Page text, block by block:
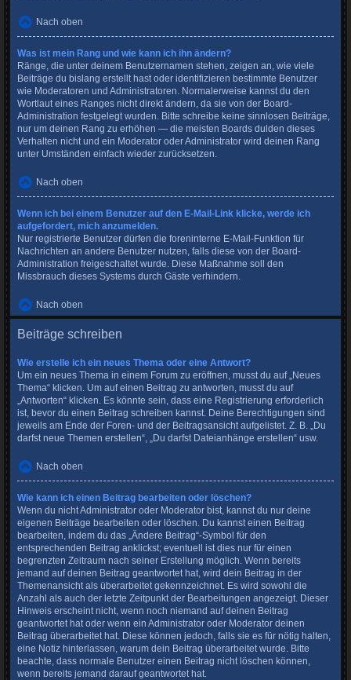
Nach oben
Was ist mein Rang und wie kann ich ihn ändern?
Ränge, die unter deinem Benutzernamen stehen, zeigen an, wie viele
Beiträge du bislang erstellt hast oder identifizieren bestimmte Benutzer
wie Moderatoren und Administratoren. Normalerweise kannst du den
Wortlaut eines Ranges nicht direkt ändern, da sie von der Board-
Administration festgelegt wurden. Bitte schreibe keine sinnlosen Beiträge,
nur um deinen Rang zu erhöhen — die meisten Boards dulden dieses
Verhalten nicht und ein Moderator oder Administrator wird deinen Rang
unter Umständen einfach wieder zurücksetzen.
Nach oben
Wenn ich bei einem Benutzer auf den E-Mail-Link klicke, werde ich
aufgefordert, mich anzumelden.
Nur registrierte Benutzer dürfen die foreninterne E-Mail-Funktion für
Nachrichten an andere Benutzer nutzen, falls diese von der Board-
Administration freigeschaltet wurde. Diese Maßnahme soll den
Missbrauch dieses Systems durch Gäste verhindern.
Nach oben
Beiträge schreiben
Wie erstelle ich ein neues Thema oder eine Antwort?
Um ein neues Thema in einem Forum zu eröffnen, musst du auf „Neues
Thema“ klicken. Um auf einen Beitrag zu antworten, musst du auf
„Antworten“ klicken. Es könnte sein, dass eine Registrierung erforderlich
ist, bevor du einen Beitrag schreiben kannst. Deine Berechtigungen sind
jeweils am Ende der Foren- und der Beitragsansicht aufgelistet. Z. B. „Du
darfst neue Themen erstellen“, „Du darfst Dateianhänge erstellen“ usw.
Nach oben
Wie kann ich einen Beitrag bearbeiten oder löschen?
Wenn du nicht Administrator oder Moderator bist, kannst du nur deine
eigenen Beiträge bearbeiten oder löschen. Du kannst einen Beitrag
bearbeiten, indem du das „Ändere Beitrag“-Symbol für den
entsprechenden Beitrag anklickst; eventuell ist dies nur für einen
begrenzten Zeitraum nach seiner Erstellung möglich. Wenn bereits
jemand auf deinen Beitrag geantwortet hat, wird dein Beitrag in der
Themenansicht als überarbeitet gekennzeichnet. Es wird sowohl die
Anzahl als auch der letzte Zeitpunkt der Bearbeitungen angezeigt. Dieser
Hinweis erscheint nicht, wenn noch niemand auf deinen Beitrag
geantwortet hat oder wenn ein Administrator oder Moderator deinen
Beitrag überarbeitet hat. Diese können jedoch, falls sie es für nötig halten,
eine Notiz hinterlassen, warum dein Beitrag überarbeitet wurde. Bitte
beachte, dass normale Benutzer einen Beitrag nicht löschen können,
wenn bereits jemand darauf geantwortet hat.